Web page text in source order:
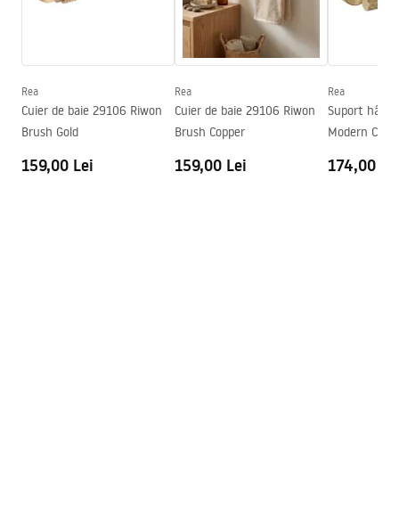
260mm
50mm
Adâncime
85mm
Serie
Garantie
24 luni
Rea
Cuier de baie 29106 Riwon
Brush Gold
159,00 Lei
Rea
Cuier de baie 29106 Riwon
Brush Copper
159,00 Lei
Rea
Suport
Modern
174,00